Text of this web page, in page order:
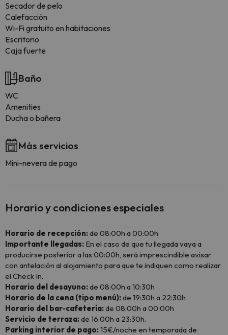
Secador de pelo
Calefacción
Wi-Fi gratuito en habitaciones
Escritorio
Caja fuerte
Baño
WC
Amenities
Ducha o bañera
Más servicios
Mini-nevera de pago
Horario y condiciones especiales
Horario de recepción:de 08:00h a 00:00h
Importante llegadas: En el caso de que tu llegada vaya a
producirse posterior a las 00:00h, será imprescindible avisar
con antelación al alojamiento para que te indiquen como realizar
el Check In.
Horario del desayuno:de 08:00h a 10:30h
Horario de la cena (tipo menú):de 19:30h a 22:30h
Horario del bar-cafetería:de 08:00h a 00:00h
Servicio de terraza:de 16:00h a 23:30h.
Parking interior de pago:15€/noche en temporada de